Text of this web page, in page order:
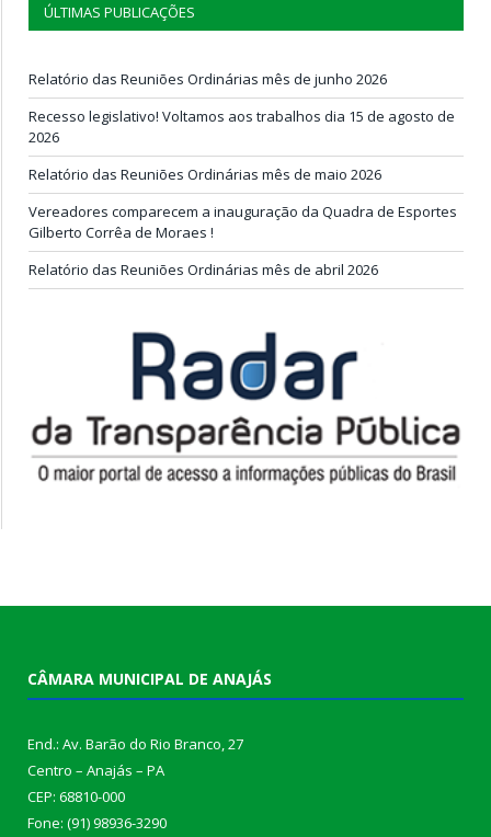
ÚLTIMAS PUBLICAÇÕES
Relatório das Reuniões Ordinárias mês de junho 2026
Recesso legislativo! Voltamos aos trabalhos dia 15 de agosto de
2026
Relatório das Reuniões Ordinárias mês de maio 2026
Vereadores comparecem a inauguração da Quadra de Esportes
Gilberto Corrêa de Moraes !
Relatório das Reuniões Ordinárias mês de abril 2026
CÂMARA MUNICIPAL DE ANAJÁS
End.: Av. Barão do Rio Branco, 27
Centro – Anajás – PA
CEP: 68810-000
Fone: (91) 98936-3290